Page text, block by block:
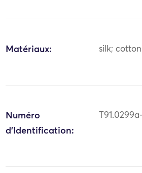
Matériaux: silk; cotton
Numéro
d'Identification: